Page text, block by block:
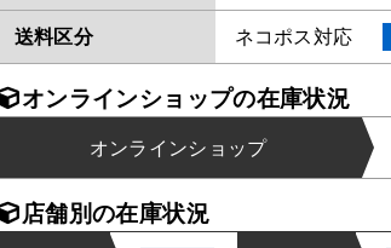
送料区分 ネコポス対応
オンラインショップの在庫状況
オンラインショップ
店舗別の在庫状況